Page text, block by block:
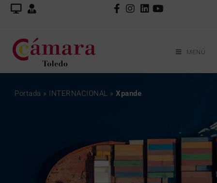
MENÚ
Portada » INTERNACIONAL » Xpande